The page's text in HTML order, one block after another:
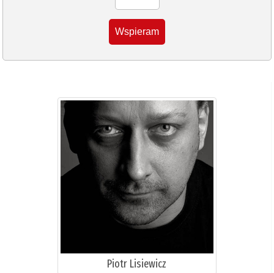
Wspieram
Piotr Lisiewicz